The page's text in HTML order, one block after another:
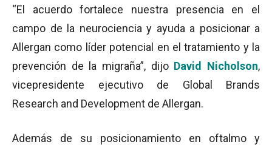
“El acuerdo fortalece nuestra presencia en el
campo de la neurociencia y ayuda a posicionar a
Allergan como líder potencial en el tratamiento y la
prevención de la migraña”, dijo David Nicholson,
vicepresidente ejecutivo de Global Brands
Research and Development de Allergan.
Además de su posicionamiento en oftalmo y